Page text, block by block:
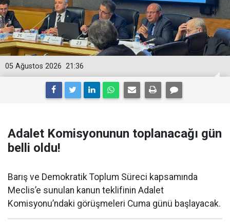
21:36
05 Ağustos 2026
Adalet Komisyonunun toplanacağı gün
belli oldu!
Barış ve Demokratik Toplum Süreci kapsamında
Meclis’e sunulan kanun teklifinin Adalet
Komisyonu’ndaki görüşmeleri Cuma günü başlayacak.